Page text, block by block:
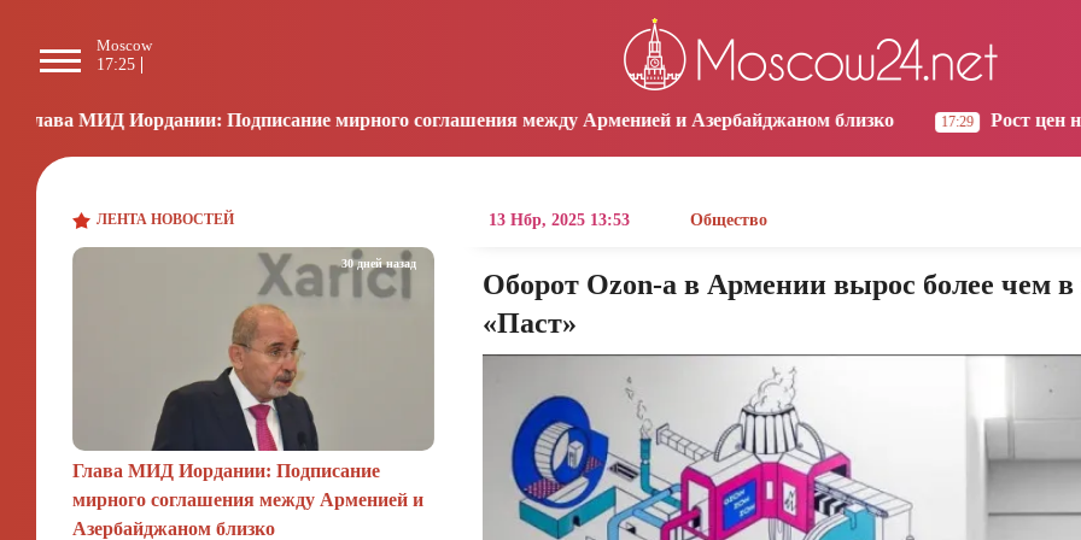
Moscow
17:25
Yerevan
18:25 18:25
Moscow
17:25
Подписание мирного соглашения между Арменией и Азербайджаном близко 17:29 Рост цен на продукты в
ЛЕНТА НОВОСТЕЙ
Глава МИД Иордании: Подписание
мирного соглашения между Арменией и
Азербайджаном близко
30 дней назад
13 Нбр, 2025 13:53 Общество
Оборот Ozon-а в Армении вырос более чем в
«Паст»